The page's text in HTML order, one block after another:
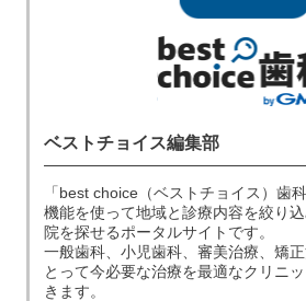
ベストチョイス編集部
「best choice（ベストチョイス）歯
機能を使って地域と診療内容を絞り
院を探せるポータルサイトです。
一般歯科、小児歯科、審美治療、矯
とって今必要な治療を最適なクリニ
きます。